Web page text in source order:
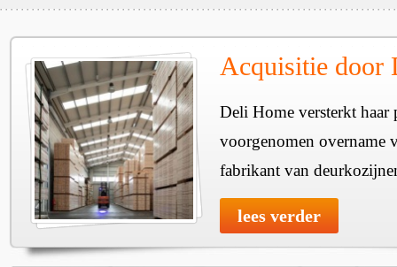
Acquisitie door
Deli Home versterkt haar
voorgenomen overname
fabrikant van
lees verder